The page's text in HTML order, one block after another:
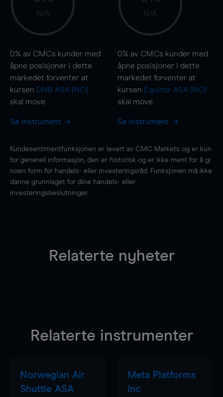
N/A
0% av CMCs kunder med
åpne posisjoner i dette
markedet forventer at
kursen DNB ASA (NO)
skal move
Se instrument
N/A
0% av CMCs kunder med
åpne posisjoner i dette
markedet forventer at
kursen Equinor ASA (NO)
skal move
Se instrument
Kundesentimentfunksjonen er levert av CMC Markets og er kun
for generell informasjon, den er historisk og er ikke ment for å gi
noen form for handels- eller investeringsråd. Funksjonen må ikke
danne grunnlaget for dine handels- eller
investeringsbeslutninger.
Relaterte nyheter
Relaterte instrumenter
Norwegian Air
Shuttle ASA
Meta Platforms
Inc